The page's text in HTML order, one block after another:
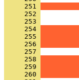
     251
     252
     253
     254
     255
     256
     257
     258
     259
     260